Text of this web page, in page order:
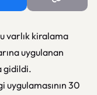
varlık kiralama
uygulanan
gidildi.
uygulamasının 30